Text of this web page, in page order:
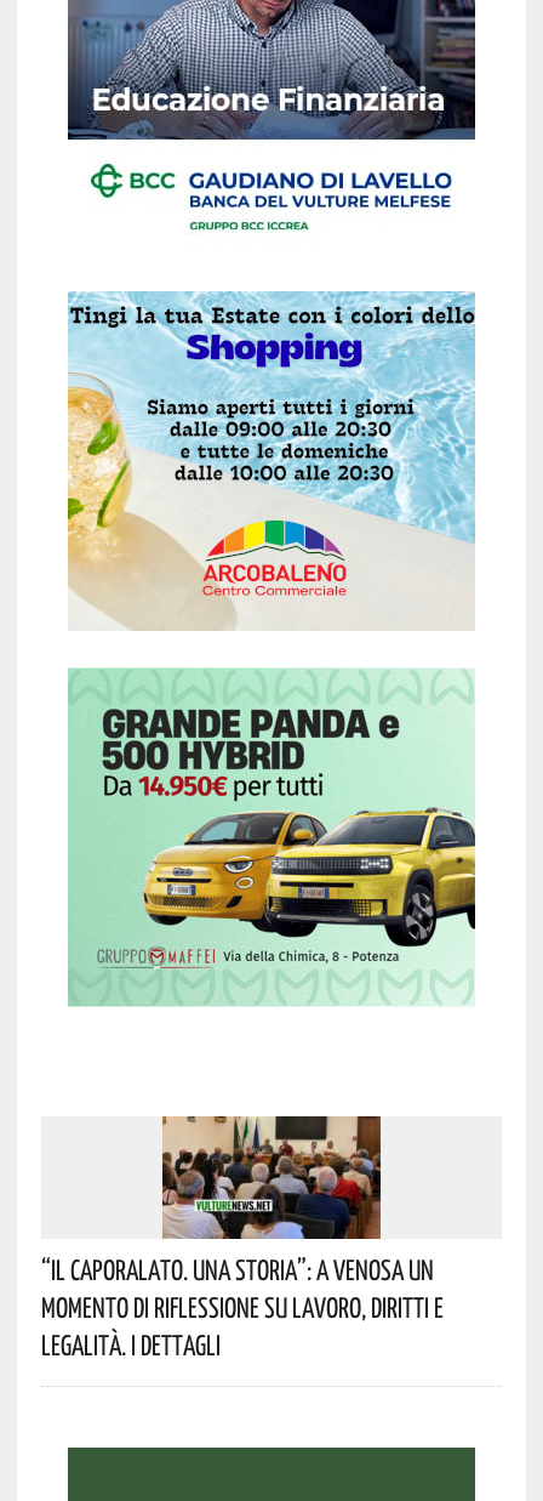
“Il Caporalato. Una Storia”: A Venosa Un
Momento Di Riflessione Su Lavoro, Diritti E
Legalità. I Dettagli